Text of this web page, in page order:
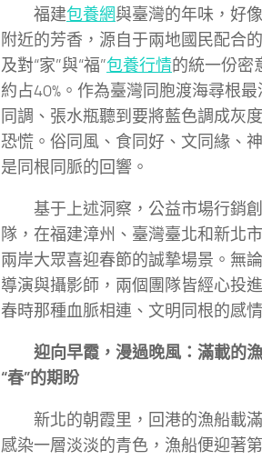
福建包養網與臺灣的年味，好
附近的芳香，源自于兩地國民配合
及對“家”與“福”包養行情的統一份密
約占40%。作為臺灣同胞渡海尋根
同調、張水瓶聽到要將藍色調成灰
恐慌。俗同風、食同好、文同緣、
是同根同脈的回響。
基于上述洞察，公益市場行銷
隊，在福建漳州、臺灣臺北和新北
兩岸大眾喜迎春節的誠摯場景。無
導演與攝影師，兩個團隊皆經心投
春時那種血脈相連、文明同根的感
迎向早霞，漫過晚風：滿載的
“春”的期盼
新北的朝霞里，回港的漁船載
感染一層淡淡的青色，漁船便迎著